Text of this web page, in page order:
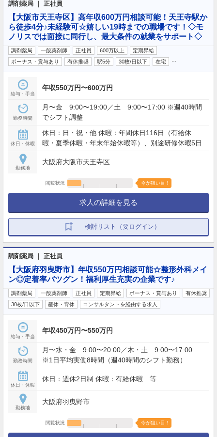
調剤薬局 ｜ 正社員
【大阪市天王寺区】高年収600万円相談可能！天王寺駅か
ら徒歩4分♪未経験可☆嬉しい19時までの職場です！◇モ
ノリスでは面接に同行し、最大条件の就業をサポート◇
調剤薬局 一般薬剤師 正社員 600万以上
定期昇給
ボーナス・賞与あり
有休推奨 駅5分 30枚/日以下 在宅
給与・手当
年収550万円〜600万円
勤務時間
月〜金 9:00〜19:00／土 9:00〜17:00 ※週40時間
でシフト調整
休日・休暇
休日：日・祝・他 休暇：年間休日116日（有給休
暇・夏季休暇・年末年始休暇等）、別途研修休暇5日
勤務地
大阪府大阪市天王寺区
閲覧状況 今が狙い目！
求人の詳細を見る
検討リスト（要ログイン）
調剤薬局 ｜ 正社員
【大阪府羽曳野市】年収550万円相談可能☆整形外科メイ
ン◎定着率バツグン！福利厚生充実の企業です♪
調剤薬局 一般薬剤師 正社員 定期昇給 ボーナス・賞与あり
有休推奨
30枚/日以下
産休・育休 コンサルタントを経由する求人
給与・手当
年収450万円〜550万円
勤務時間
月〜水・金 9:00〜20:00／木・土 9:00〜17:00
※1日平均実働8時間（週40時間のシフト勤務）
休日・休暇
休日：週休2日制 休暇：有給休暇 等
勤務地
大阪府羽曳野市
閲覧状況 今が狙い目！